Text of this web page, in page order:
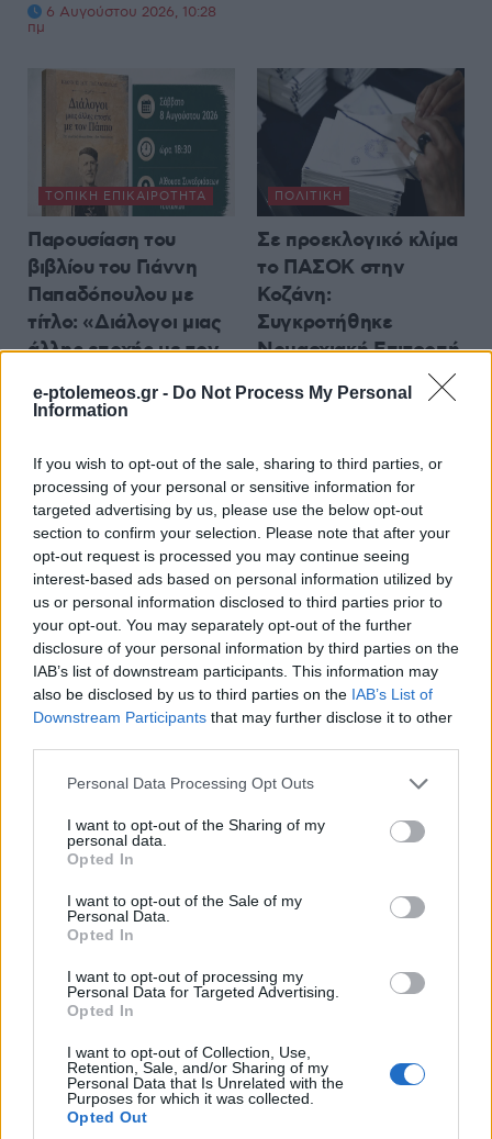
e-ptolemeos.gr - Do Not Process My Personal
Information
If you wish to opt-out of the sale, sharing to third parties, or
processing of your personal or sensitive information for
targeted advertising by us, please use the below opt-out
section to confirm your selection. Please note that after your
opt-out request is processed you may continue seeing
interest-based ads based on personal information utilized by
us or personal information disclosed to third parties prior to
your opt-out. You may separately opt-out of the further
disclosure of your personal information by third parties on the
IAB’s list of downstream participants. This information may
also be disclosed by us to third parties on the IAB’s List of
Downstream Participants that may further disclose it to other
Please note that this website/app uses one or more Google
not limited to your visit or usage behaviour. You may click to
grant or deny consent to Google and its third-party tags to
use your data for below specified purposes in below Google
consent section.
Personal Data Processing Opt Outs
I want to opt-out of the Sharing of my
personal data.
Opted In
I want to opt-out of the Sale of my
Personal Data.
Opted In
I want to opt-out of processing my
Personal Data for Targeted Advertising.
Opted In
I want to opt-out of Collection, Use,
Retention, Sale, and/or Sharing of my
Personal Data that Is Unrelated with the
Purposes for which it was collected.
Opted Out
6 Αυγούστου 2026, 10:28
πμ
ΤΟΠΙΚΉ ΕΠΙΚΑΙΡΌΤΗΤΑ
Παρουσίαση του
βιβλίου του Γιάννη
Παπαδόπουλου με
τίτλο: «Διάλογοι μιας
άλλης εποχής με τον
6 Αυγούστου 2026, 9:30 πμ
ΠΟΛΙΤΙΚΉ
Σε προεκλογικό κλίμα
το ΠΑΣΟΚ στην
Κοζάνη:
Συγκροτήθηκε
Νομαρχιακή Επιτροπή
6 Αυγούστου 2026, 9:02 πμ